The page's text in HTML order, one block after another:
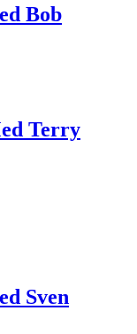
Bob
Terry
Sven